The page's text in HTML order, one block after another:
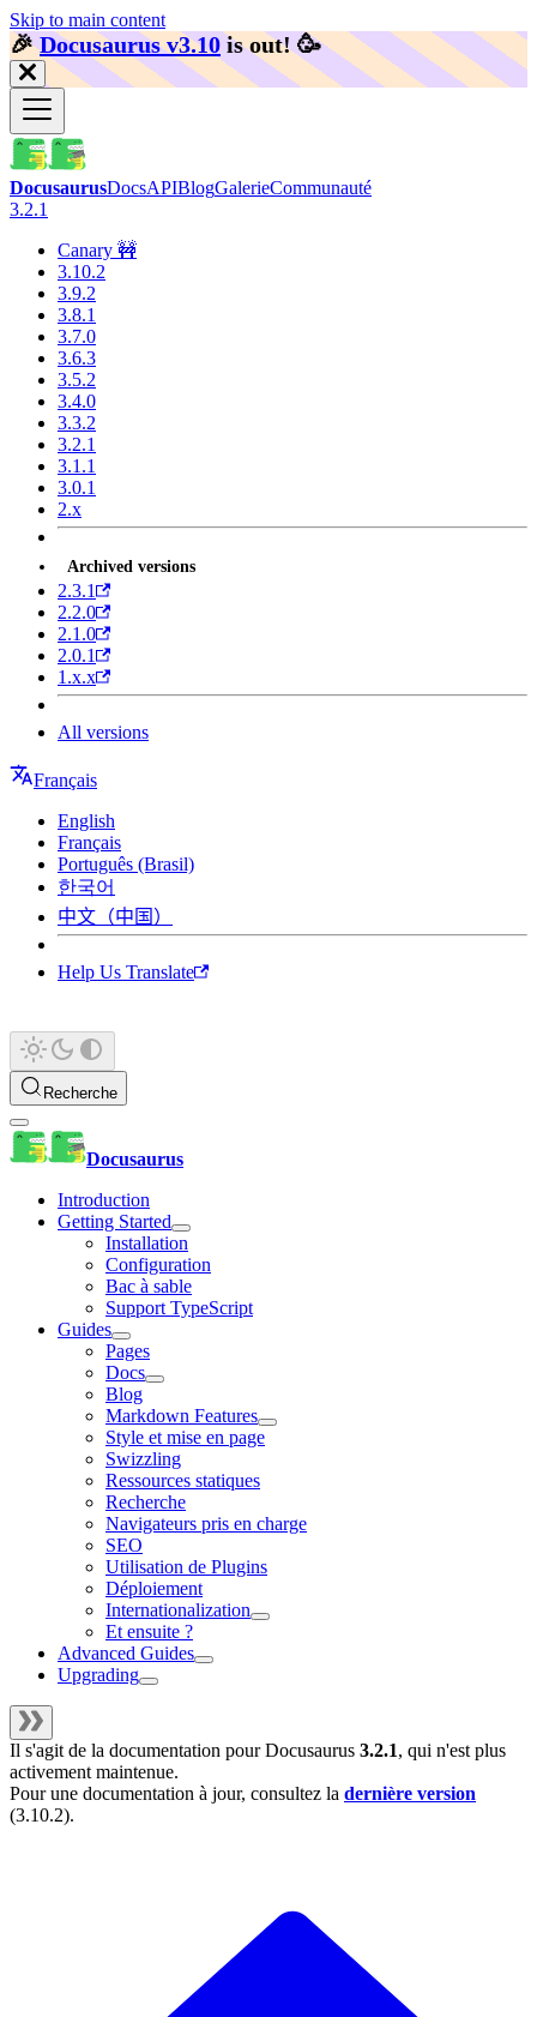
Skip to main content
🎉️Docusaurus v3.10 is out! 🥳️
DocusaurusDocsAPIBlogGalerieCommunauté
3.2.1
Canary 🚧
3.10.2
3.9.2
3.8.1
3.7.0
3.6.3
3.5.2
3.4.0
3.3.2
3.2.1
3.1.1
3.0.1
2.x
Archived versions
2.3.1
2.2.0
2.1.0
2.0.1
1.x.x
All versions
Français
English
Français
Português (Brasil)
한국어
中文（中国）
Help Us Translate
Recherche
Docusaurus
Introduction
Getting Started
Installation
Configuration
Bac à sable
Support TypeScript
Guides
Pages
Docs
Blog
Markdown Features
Style et mise en page
Swizzling
Ressources statiques
Recherche
Navigateurs pris en charge
SEO
Utilisation de Plugins
Déploiement
Internationalization
Et ensuite ?
Advanced Guides
Upgrading
Il s'agit de la documentation pourDocusaurus 3.2.1, qui n'est plus
activement maintenue.
Pour une documentation à jour, consultez la dernière version
(3.10.2).